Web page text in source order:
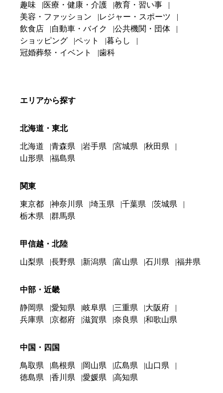
趣味
医療・健康・介護
教育・習い事
美容・ファッション
レジャー・スポーツ
飲食店
自動車・バイク
公共機関・団体
ショッピング
ペット
暮らし
冠婚葬祭・イベント
歯科
エリアから探す
北海道・東北
北海道 青森県 岩手県 宮城県
秋田県
山形県
福島県
関東
東京都 神奈川県 埼玉県 千葉県
茨城県
栃木県
群馬県
甲信越・北陸
山梨県 長野県 新潟県 富山県 石川県 福井県
中部・近畿
静岡県 愛知県 岐阜県 三重県
大阪府
兵庫県
京都府 滋賀県 奈良県 和歌山県
中国・四国
鳥取県 島根県 岡山県 広島県
山口県
徳島県
香川県 愛媛県 高知県